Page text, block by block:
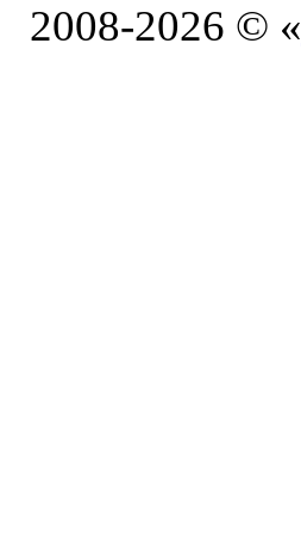
2008-2026 © «